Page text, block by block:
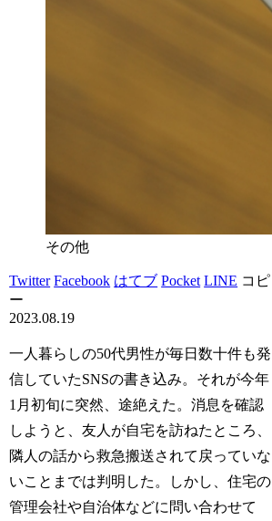
その他
Twitter Facebook はてブ Pocket LINE コピ
ー
2023.08.19
一人暮らしの50代男性が毎日数十件も発
信していたSNSの書き込み。それが今年
1月初旬に突然、途絶えた。消息を確認
しようと、友人が自宅を訪ねたところ、
隣人の話から救急搬送されて戻っていな
いことまでは判明した。しかし、住宅の
管理会社や自治体などに問い合わせて